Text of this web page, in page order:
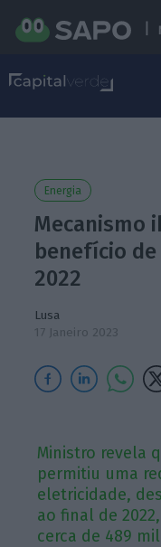
Energia
Mecanismo
benefício
2022
Lusa
17 Janeiro 2023
Ministro revela
permitiu uma
eletricidade,
ao final de
cerca de 489